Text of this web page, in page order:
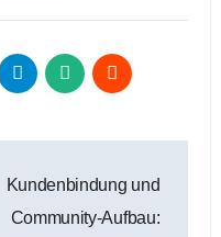
Kundenbindung und
Community-Aufbau: